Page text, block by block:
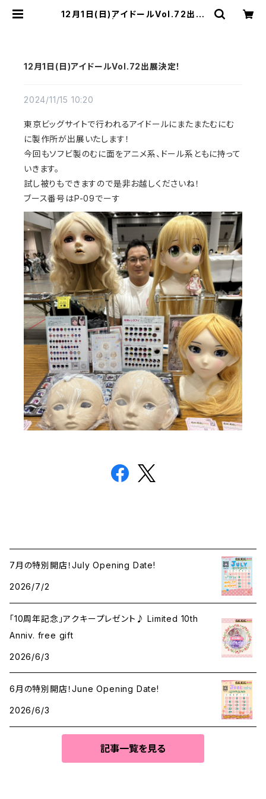
12月1日(日)アイドールVol.72出展
12月1日(日)アイドールVol.72出展決定！
2024/11/15 10:20
東京ビッグサイトで行われるアイドールにまたまたむにむ
に製作所が出展いたします！
今回もソフビ製のむに面をアニメ系、ドール系ともに持って
いきます。
試し被りもできますので是非お越しくださいね！
ブース番号はP-09でーす
7月の特別開店！July Opening Date!
2026/7/2
「10周年記念」アクキープレゼント♪ Limited 10th
Anniv. free gift
2026/6/3
6月の特別開店！June Opening Date!
2026/6/3
記事一覧を見る